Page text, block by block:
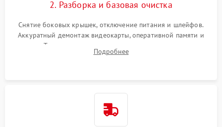
2. Разборка и базовая очистка
Снятие боковых крышек, отключение питания и шлейфов.
Аккуратный демонтаж видеокарты, оперативной памяти и
кулеров. Тщательная очистка корпуса и радиаторов от пыли
с помощью сжатого воздуха для предотвращения
Подробнее